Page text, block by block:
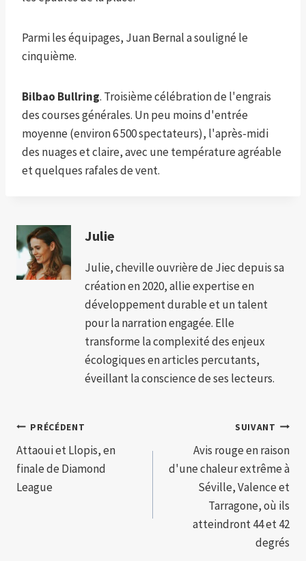
Parmi les équipages, Juan Bernal a souligné le
cinquième.
Bilbao Bullring. Troisième célébration de l'engrais
des courses générales. Un peu moins d'entrée
moyenne (environ 6 500 spectateurs), l'après-midi
des nuages ​​et claire, avec une température agréable
et quelques rafales de vent.
Julie
Julie, cheville ouvrière de Jiec depuis sa
création en 2020, allie expertise en
développement durable et un talent
pour la narration engagée. Elle
transforme la complexité des enjeux
écologiques en articles percutants,
éveillant la conscience de ses lecteurs.
Navigation
de
l’article
PRÉCÉDENT
Attaoui et Llopis, en
finale de Diamond
League
SUIVANT
Avis rouge en raison
d'une chaleur extrême à
Séville, Valence et
Tarragone, où ils
atteindront 44 et 42
degrés